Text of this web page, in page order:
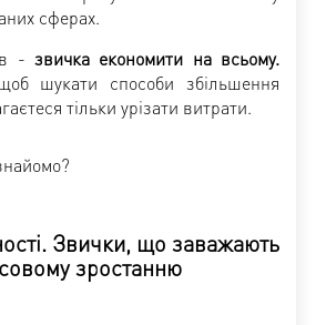
сферах.
- звичка економити на всьому.
шукати способи збільшення
тільки урізати витрати.
Звички, що заважають
зростанню